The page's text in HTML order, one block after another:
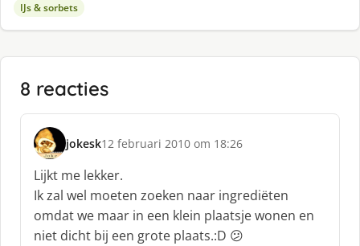
IJs & sorbets
8 reacties
jokesk
s
c
h
r
e
e
12 februari 2010 om 18:26
Lijkt me lekker.
Ik zal wel moeten zoeken naar ingrediëten
omdat we maar in een klein plaatsje wonen en
niet dicht bij een grote plaats.:D 😕